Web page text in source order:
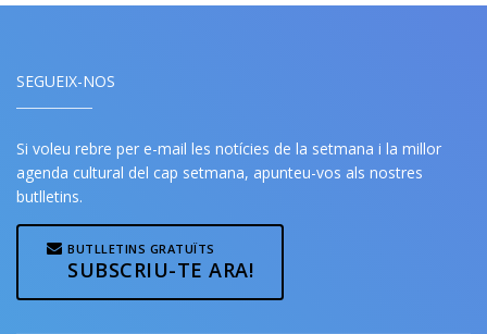
SEGUEIX-NOS
Si voleu rebre per e-mail les notícies de la setmana i la millor
agenda cultural del cap setmana, apunteu-vos als nostres
butlletins.
BUTLLETINS GRATUÏTS
SUBSCRIU-TE ARA!